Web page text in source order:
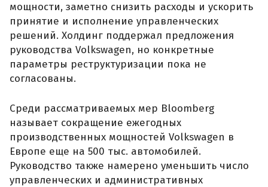
мощности, заметно снизить расходы и ускорить
принятие и исполнение управленческих
решений. Холдинг поддержал предложения
руководства Volkswagen, но конкретные
параметры реструктуризации пока не
согласованы.
Среди рассматриваемых мер Bloomberg
называет сокращение ежегодных
производственных мощностей Volkswagen в
Европе еще на 500 тыс. автомобилей.
Руководство также намерено уменьшить число
управленческих и административных